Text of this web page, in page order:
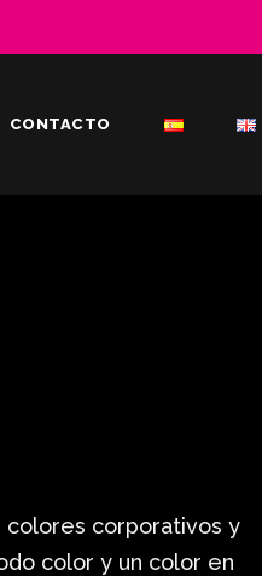
CONTACTO
colores corporativos y
color y un color en